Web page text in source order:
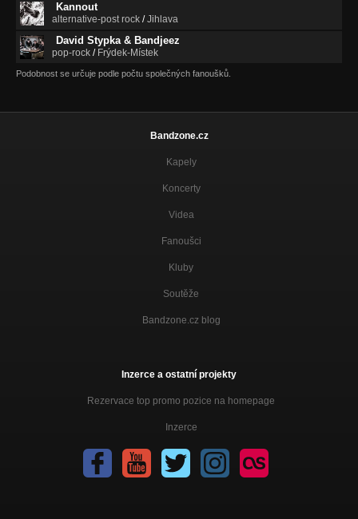
Kannout
alternative-post rock /Jihlava
David Stypka & Bandjeez
pop-rock / Frýdek-Místek
Podobnost se určuje podle počtu společných fanoušků.
Bandzone.cz
Kapely
Koncerty
Videa
Fanoušci
Kluby
Soutěže
Bandzone.cz blog
Inzerce a ostatní projekty
Rezervace top promo pozice na homepage
Inzerce